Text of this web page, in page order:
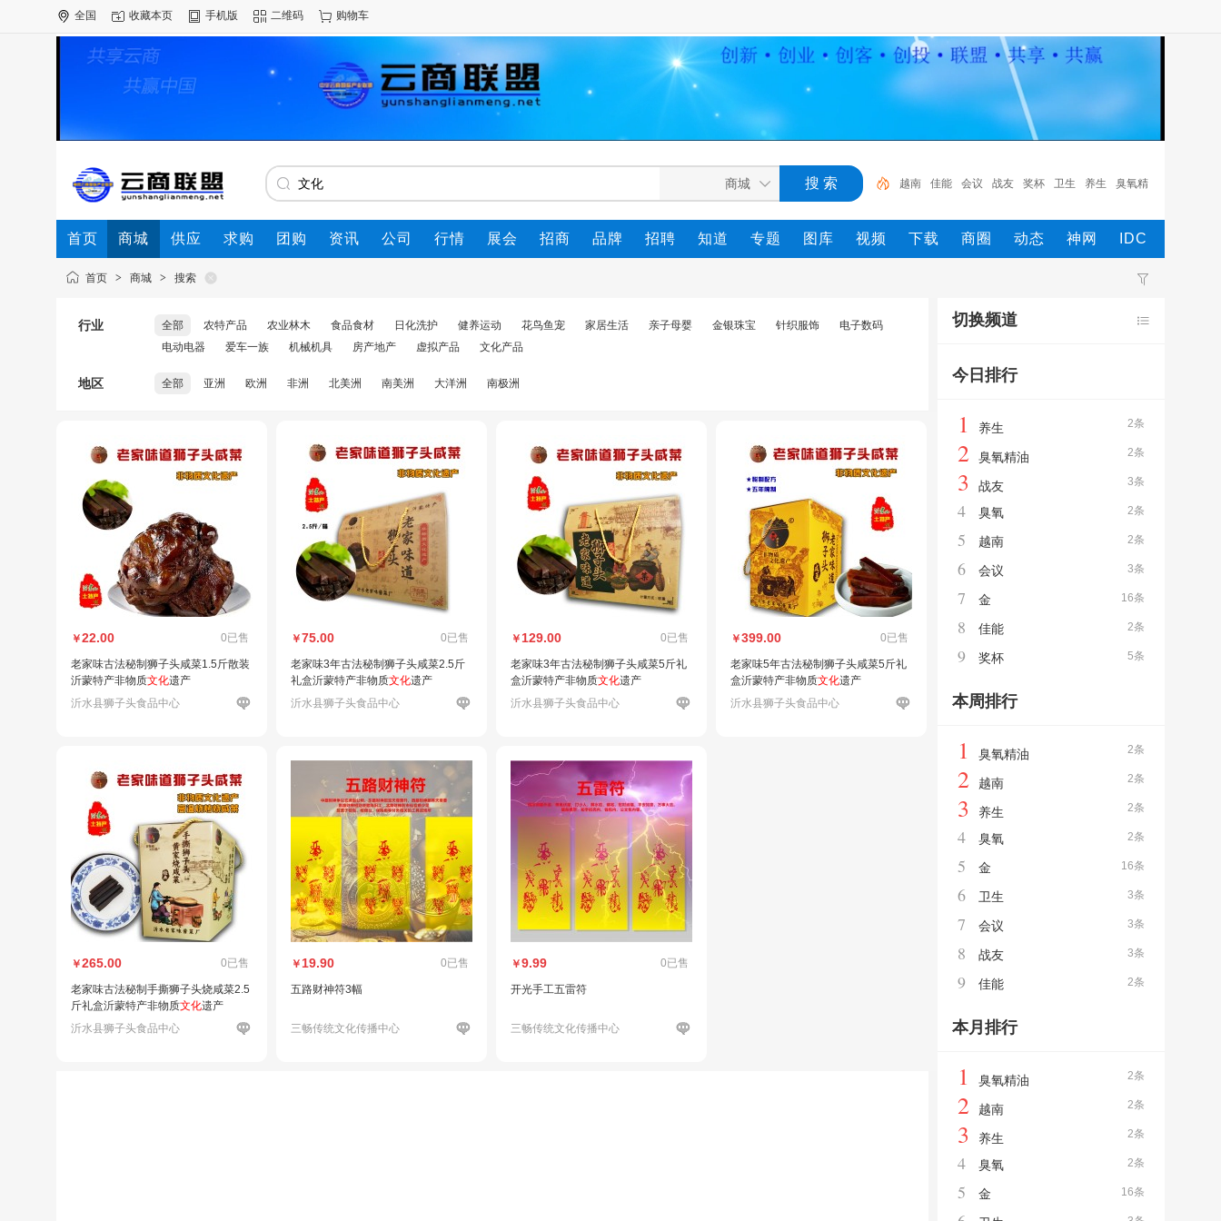
全国 收藏本页 手机版 二维码 购物车
越南 佳能 会议 战友 奖杯 卫生 养生 臭氧精
油 臭氧 金
首页 商城 供应 求购 团购 资讯 公司 行情 展会 招商 品牌 招聘 知道 专题 图库 视频 下载 商圈 动态 神网 IDC
首页 > 商城 > 搜索
行业 全部 农特产品 农业林木 食品食材 日化洗护 健养运动 花鸟鱼宠 家居生活 亲子母婴 金银珠宝 针织服饰
电子数码
电动电器
爱车一族 机械机具 房产地产 虚拟产品 文化产品
地区 全部 亚洲 欧洲 非洲 北美洲 南美洲 大洋洲 南极洲
￥22.00 0已售
老家味古法秘制狮子头咸菜1.5斤散装
沂蒙特产非物质文化遗产
沂水县狮子头食品中心
￥75.00 0已售
老家味3年古法秘制狮子头咸菜2.5斤
礼盒沂蒙特产非物质文化遗产
沂水县狮子头食品中心
￥ 129.00 0已售
老家味3年古法秘制狮子头咸菜5斤礼
盒沂蒙特产非物质文化遗产
沂水县狮子头食品中心
￥399.00 0已售
老家味5年古法秘制狮子头咸菜5斤礼
盒沂蒙特产非物质文化遗产
沂水县狮子头食品中心
￥265.00 0已售
老家味古法秘制手撕狮子头烧咸菜2.5
斤礼盒沂蒙特产非物质文化遗产
沂水县狮子头食品中心
￥ 19.90 0已售
五路财神符3幅
三畅传统文化传播中心
￥9.99 0已售
开光手工五雷符
三畅传统文化传播中心
切换频道
今日排行
2条
1 养生
2条
2 臭氧精油
3条
3 战友
2条
4 臭氧
2条
5 越南
3条
6 会议
16条
7 金
2条
8 佳能
5条
9 奖杯
本周排行
2条
1 臭氧精油
2条
2 越南
2条
3 养生
2条
4 臭氧
16条
5 金
3条
6 卫生
3条
7 会议
3条
8 战友
2条
9 佳能
本月排行
2条
1 臭氧精油
2条
2 越南
2条
3 养生
2条
4 臭氧
16条
5 金